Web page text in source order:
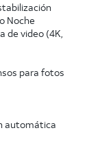
Noche
de video (4K,
para fotos
automática